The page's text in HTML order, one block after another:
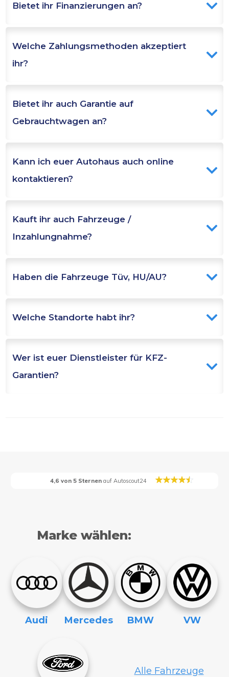
Bietet ihr Finanzierungen an?
Welche Zahlungsmethoden akzeptiert
ihr?
Bietet ihr auch Garantie auf
Gebrauchtwagen an?
Kann ich euer Autohaus auch online
kontaktieren?
Kauft ihr auch Fahrzeuge /
Inzahlungnahme?
Haben die Fahrzeuge Tüv, HU/AU?
Welche Standorte habt ihr?
Wer ist euer Dienstleister für KFZ-
Garantien?
4,6 von 5 Sternen auf Autoscout24
Marke wählen:
Audi Mercedes BMW VW
Alle Fahrzeuge